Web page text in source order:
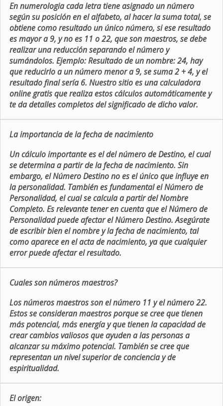
En numerologia cada letra tiene asignado un número
según su posición en el alfabeto, al hacer la suma total, se
obtiene como resultado un único número, si ese resultado
es mayor a 9, y no es 11 o 22, que son maestros, se debe
realizar una reducción separando el número y
sumándolos. Ejemplo: Resultado de un nombre: 24, hay
que reducirlo a un número menor a 9, se suma 2 + 4, y el
resultado final sería 6. Nuestro sitio es una calculadora
online gratis que realiza estos cálculos automáticamente y
te da detalles completos del significado de dicho valor.
La importancia de la fecha de nacimiento
Un cálculo importante es el del número de Destino, el cual
se determina a partir de la fecha de nacimiento. Sin
embargo, el Número Destino no es el único que influye en
la personalidad. También es fundamental el Número de
Personalidad, el cual se calcula a partir del Nombre
Completo. Es relevante tener en cuenta que el Número de
Personalidad puede afectar el Número Destino. Asegúrate
de escribir bien el nombre y la fecha de nacimiento, tal
como aparece en el acta de nacimiento, ya que cualquier
error puede afectar el resultado.
Cuales son números maestros?
Los números maestros son el número 11 y el número 22.
Estos se consideran maestros porque se cree que tienen
más potencial, más energía y que tienen la capacidad de
crear cambios valiosos que ayuden a las personas a
alcanzar su máximo potencial. También se cree que
representan un nivel superior de conciencia y de
espiritualidad.
El origen: